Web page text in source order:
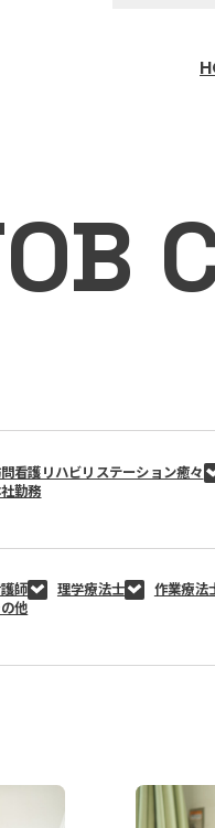
看護リハビリステーション癒々
勤務
師 理学療法士 作業療法
他